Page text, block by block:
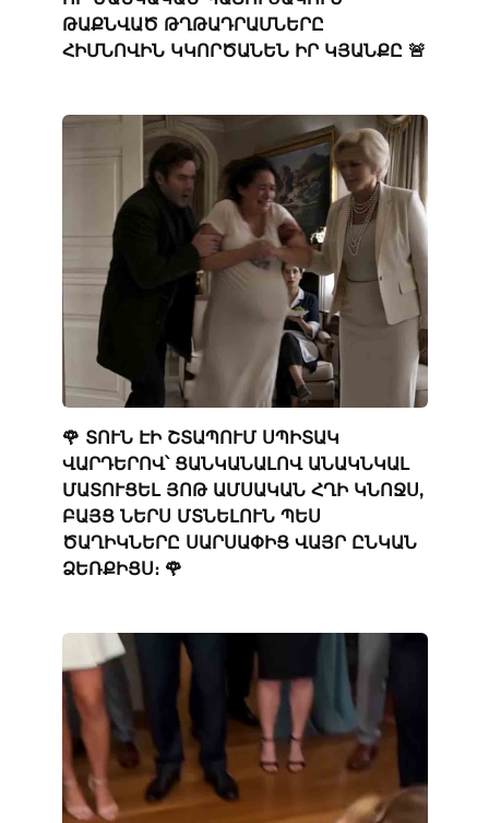
ԹԱՔՆՎԱԾ ԹՂԹԱԴՐԱՄՆԵՐԸ
ՀԻՄՆՈՎԻՆ ԿԿՈՐԾԱՆԵՆ ԻՐ ԿՅԱՆՔԸ 🚨
🌹 ՏՈՒՆ ԷԻ ՇՏԱՊՈՒՄ ՍՊԻՏԱԿ
ՎԱՐԴԵՐՈՎ՝ ՑԱՆԿԱՆԱԼՈՎ ԱՆԱԿՆԿԱԼ
ՄԱՏՈՒՑԵԼ ՅՈԹ ԱՄՍԱԿԱՆ ՀՂԻ ԿՆՈՋՍ,
ԲԱՅՑ ՆԵՐՍ ՄՏՆԵԼՈՒՆ ՊԵՍ
ԾԱՂԻԿՆԵՐԸ ՍԱՐՍԱՓԻՑ ՎԱՅՐ ԸՆԿԱՆ
ՁԵՌՔԻՑՍ։ 🌹